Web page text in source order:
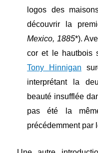
logos des
découvrir la
Mexico, 1885*).
cor et le hautbois
Tony Hinnigan
interprétant la
beauté insufflée
pas été la
précédemment par